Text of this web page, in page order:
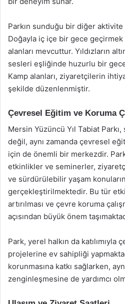
Parkın sunduğu bir diğer aktivite
Doğayla iç içe bir gece
alanları mevcuttur. Yıldızların
sesleri eşliğinde huzurlu bir
Kamp alanları, ziyaretçilerin
şekilde düzenlenmiştir.
Çevresel Eğitim ve Koruma
Mersin Yüzüncü Yıl Tabiat
değil, aynı zamanda çevresel
için de önemli bir merkezdir.
etkinlikler ve seminerler,
ve sürdürülebilir yaşam
gerçekleştirilmektedir. Bu tür
artırılması ve çevre koruma
açısından büyük önem
Park, yerel halkın da katılımıyla
projelerine ev sahipliği
korunmasına katkı sağlarken,
zenginleşmesine de yardımcı